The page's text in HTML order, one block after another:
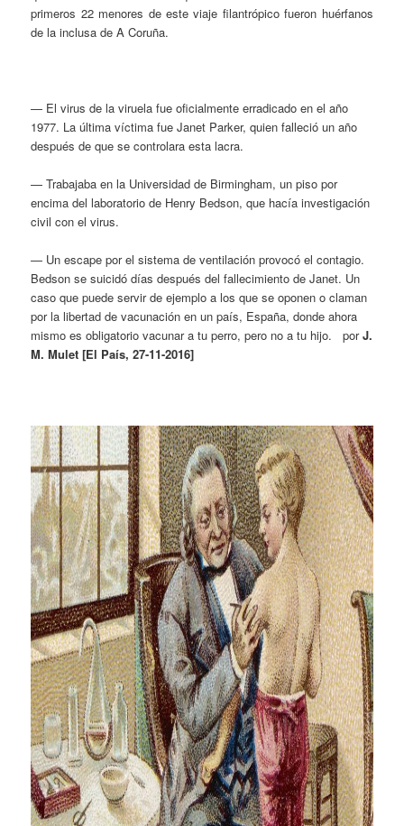
primeros 22 menores de este viaje filantrópico fueron huérfanos
de la inclusa de A Coruña.
— El virus de la viruela fue oficialmente erradicado en el año
1977. La última víctima fue Janet Parker, quien falleció un año
después de que se controlara esta lacra.
— Trabajaba en la Universidad de Birmingham, un piso por
encima del laboratorio de Henry Bedson, que hacía investigación
civil con el virus.
— Un escape por el sistema de ventilación provocó el contagio.
Bedson se suicidó días después del fallecimiento de Janet. Un
caso que puede servir de ejemplo a los que se oponen o claman
por la libertad de vacunación en un país, España, donde ahora
mismo es obligatorio vacunar a tu perro, pero no a tu hijo. porJ.
M. Mulet [El País, 27-11-2016]